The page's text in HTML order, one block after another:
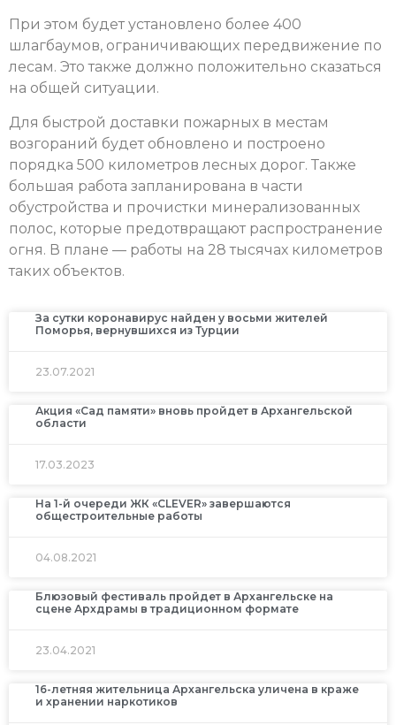
При этом будет установлено более 400
шлагбаумов, ограничивающих передвижение по
лесам. Это также должно положительно сказаться
на общей ситуации.
Для быстрой доставки пожарных в местам
возгораний будет обновлено и построено
порядка 500 километров лесных дорог. Также
большая работа запланирована в части
обустройства и прочистки минерализованных
полос, которые предотвращают распространение
огня. В плане — работы на 28 тысячах километров
таких объектов.
За сутки коронавирус найден у восьми жителей
Поморья, вернувшихся из Турции
23.07.2021
Акция «Сад памяти» вновь пройдет в Архангельской
области
17.03.2023
На 1-й очереди ЖК «CLEVER» завершаются
общестроительные работы
04.08.2021
Блюзовый фестиваль пройдет в Архангельске на
сцене Архдрамы в традиционном формате
23.04.2021
16-летняя жительница Архангельска уличена в краже
и хранении наркотиков